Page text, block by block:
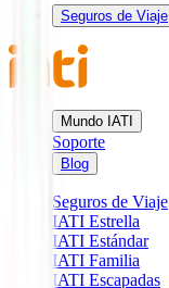
Seguros de Viaje
Mundo IATI
Soporte
Blog
Seguros de Viaje
IATI Estrella
IATI Estándar
IATI Familia
IATI Escapadas